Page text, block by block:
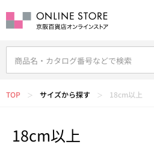
TOP ＞ サイズから探す ＞ 18cm以上
18cm以上